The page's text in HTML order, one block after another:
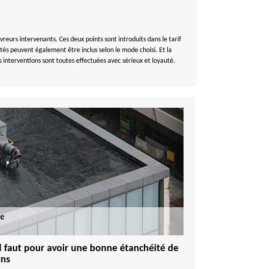
intervenants. Ces deux points sont introduits dans le tarif
peuvent également être inclus selon le mode choisi. Et la
sont toutes effectuées avec sérieux et loyauté.
faut pour avoir une bonne étanchéité de